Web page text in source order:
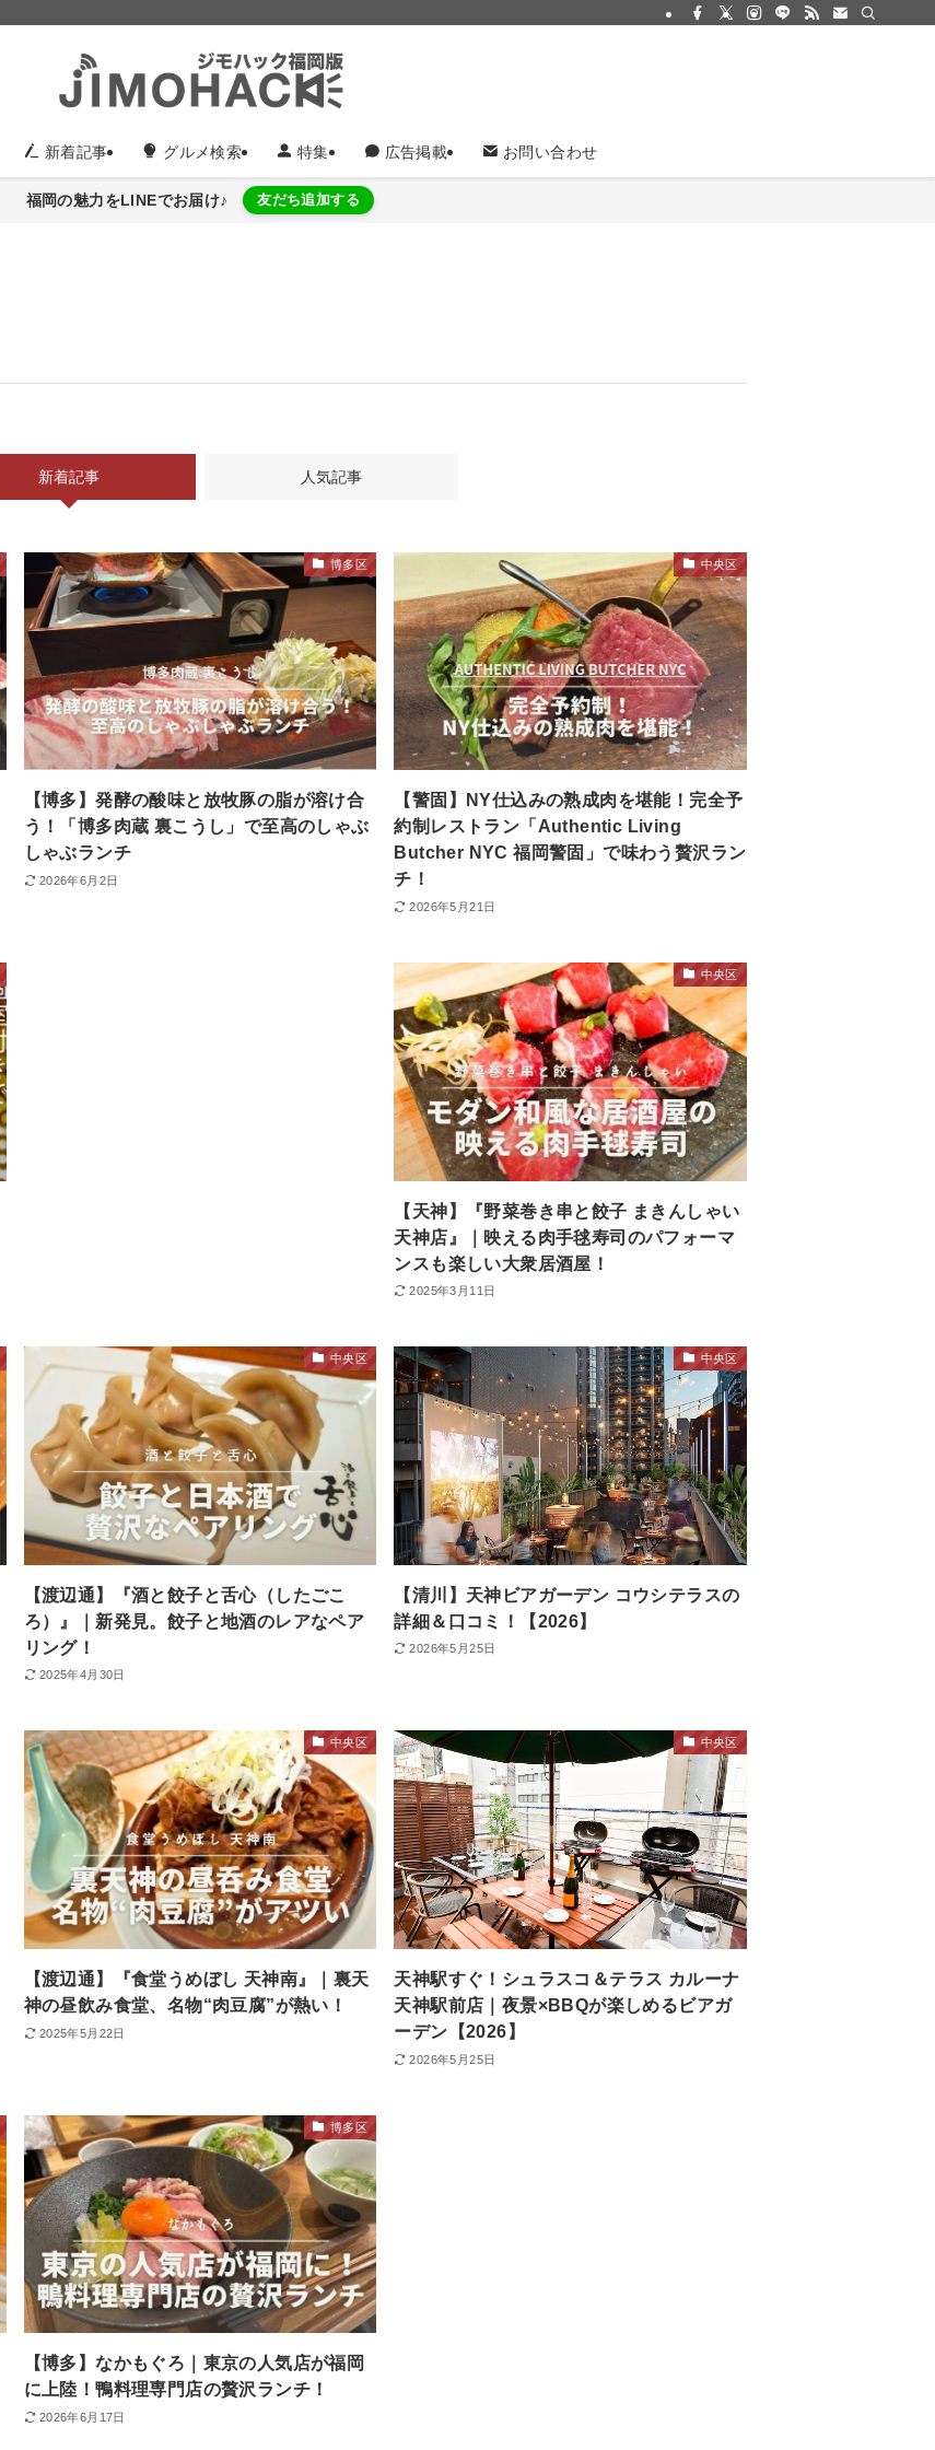
新着記事 グルメ検索 特集 広告掲載 お問い合わせ
福岡の魅力をLINEでお届け♪ 友だち追加する
新着記事 人気記事
博多区
【博多】発酵の酸味と放牧豚の脂が溶け合
う！「博多肉蔵 裏こうし」で至高のしゃぶ
しゃぶランチ
2026年6月2日
中央区
【警固】NY仕込みの熟成肉を堪能！完全予
約制レストラン「Authentic Living
Butcher NYC 福岡警固」で味わう贅沢ラン
チ！
2026年5月21日
中央区
【天神】『野菜巻き串と餃子 まきんしゃい
天神店』｜映える肉手毬寿司のパフォーマ
ンスも楽しい大衆居酒屋！
2025年3月11日
中央区
【渡辺通】『酒と餃子と舌心（したごこ
ろ）』｜新発見。餃子と地酒のレアなペア
リング！
2025年4月30日
中央区
【清川】天神ビアガーデン コウシテラスの
詳細＆口コミ！【2026】
2026年5月25日
中央区
【渡辺通】『食堂うめぼし 天神南』｜裏天
神の昼飲み食堂、名物“肉豆腐”が熱い！
2025年5月22日
中央区
天神駅すぐ！シュラスコ＆テラス カルーナ
天神駅前店｜夜景×BBQが楽しめるビアガ
ーデン【2026】
2026年5月25日
博多区
【博多】なかもぐろ｜東京の人気店が福岡
に上陸！鴨料理専門店の贅沢ランチ！
2026年6月17日